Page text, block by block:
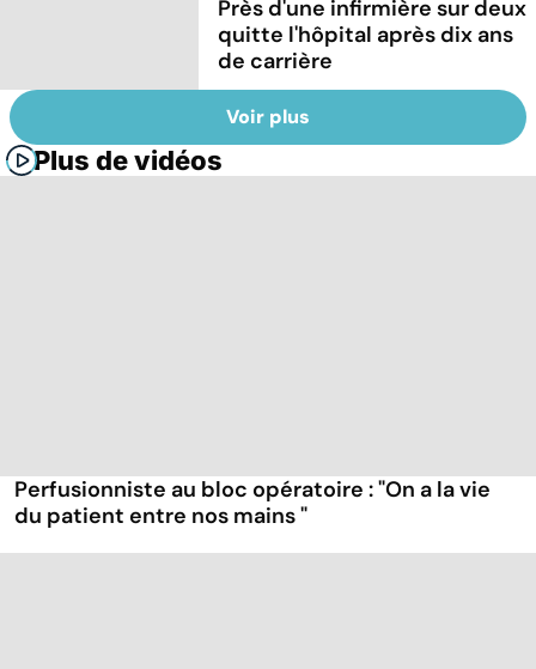
Près d'une infirmière sur deux
quitte l'hôpital après dix ans
de carrière
Voir plus
Plus de vidéos
Perfusionniste au bloc opératoire : "On a la vie
du patient entre nos mains "